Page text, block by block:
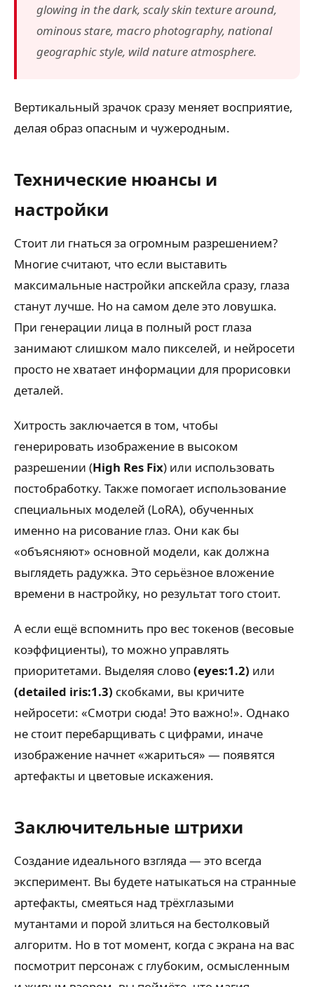
glowing in the dark, scaly skin texture around,
ominous stare, macro photography, national
geographic style, wild nature atmosphere.
Вертикальный зрачок сразу меняет восприятие,
делая образ опасным и чужеродным.
Технические нюансы и
настройки
Стоит ли гнаться за огромным разрешением?
Многие считают, что если выставить
максимальные настройки апскейла сразу, глаза
станут лучше. Но на самом деле это ловушка.
При генерации лица в полный рост глаза
занимают слишком мало пикселей, и нейросети
просто не хватает информации для прорисовки
деталей.
Хитрость заключается в том, чтобы
генерировать изображение в высоком
разрешении (High Res Fix) или использовать
постобработку. Также помогает использование
специальных моделей (LoRA), обученных
именно на рисование глаз. Они как бы
«объясняют» основной модели, как должна
выглядеть радужка. Это серьёзное вложение
времени в настройку, но результат того стоит.
А если ещё вспомнить про вес токенов (весовые
коэффициенты), то можно управлять
приоритетами. Выделяя слово(eyes:1.2) или
(detailed iris:1.3) скобками, вы кричите
нейросети: «Смотри сюда! Это важно!». Однако
не стоит перебарщивать с цифрами, иначе
изображение начнет «жариться» — появятся
артефакты и цветовые искажения.
Заключительные штрихи
Создание идеального взгляда — это всегда
эксперимент. Вы будете натыкаться на странные
артефакты, смеяться над трёхглазыми
мутантами и порой злиться на бестолковый
алгоритм. Но в тот момент, когда с экрана на вас
посмотрит персонаж с глубоким, осмысленным